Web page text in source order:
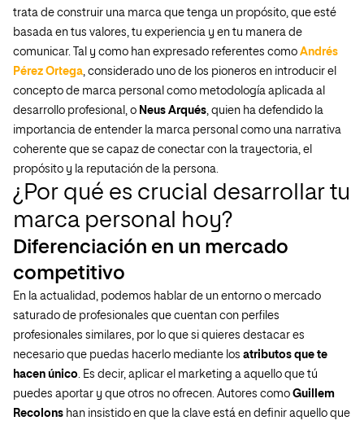
trata de construir una marca que tenga un propósito, que esté
basada en tus valores, tu experiencia y en tu manera de
comunicar. Tal y como han expresado referentes como Andrés
Pérez Ortega, considerado uno de los pioneros en introducir el
concepto de marca personal como metodología aplicada al
desarrollo profesional, o Neus Arqués, quien ha defendido la
importancia de entender la marca personal como una narrativa
coherente que se capaz de conectar con la trayectoria, el
propósito y la reputación de la persona.
¿Por qué es crucial desarrollar tu
marca personal hoy?
Diferenciación en un mercado
competitivo
En la actualidad, podemos hablar de un entorno o mercado
saturado de profesionales que cuentan con perfiles
profesionales similares, por lo que si quieres destacar es
necesario que puedas hacerlo mediante los atributos que te
hacen único. Es decir, aplicar el marketing a aquello que tú
puedes aportar y que otros no ofrecen. Autores como Guillem
Recolons han insistido en que la clave está en definir aquello que